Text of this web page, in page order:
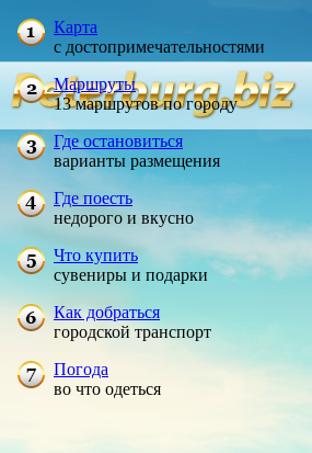
Карта
с достопримечательностями
Маршруты
13 маршрутов по городу
Где остановиться
варианты размещения
Где поесть
недорого и вкусно
Что купить
сувениры и подарки
Как добраться
городской транспорт
Погода
во что одеться